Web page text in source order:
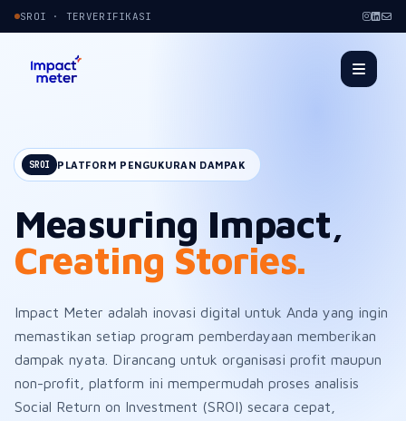
SROI · TERVERIFIKASI
SROI PLATFORM PENGUKURAN DAMPAK
Measuring Impact,
Creating Stories.
Impact Meter adalah inovasi digital untuk Anda yang ingin
memastikan setiap program pemberdayaan memberikan
dampak nyata. Dirancang untuk organisasi profit maupun
non-profit, platform ini mempermudah proses analisis
Social Return on Investment (SROI) secara cepat,